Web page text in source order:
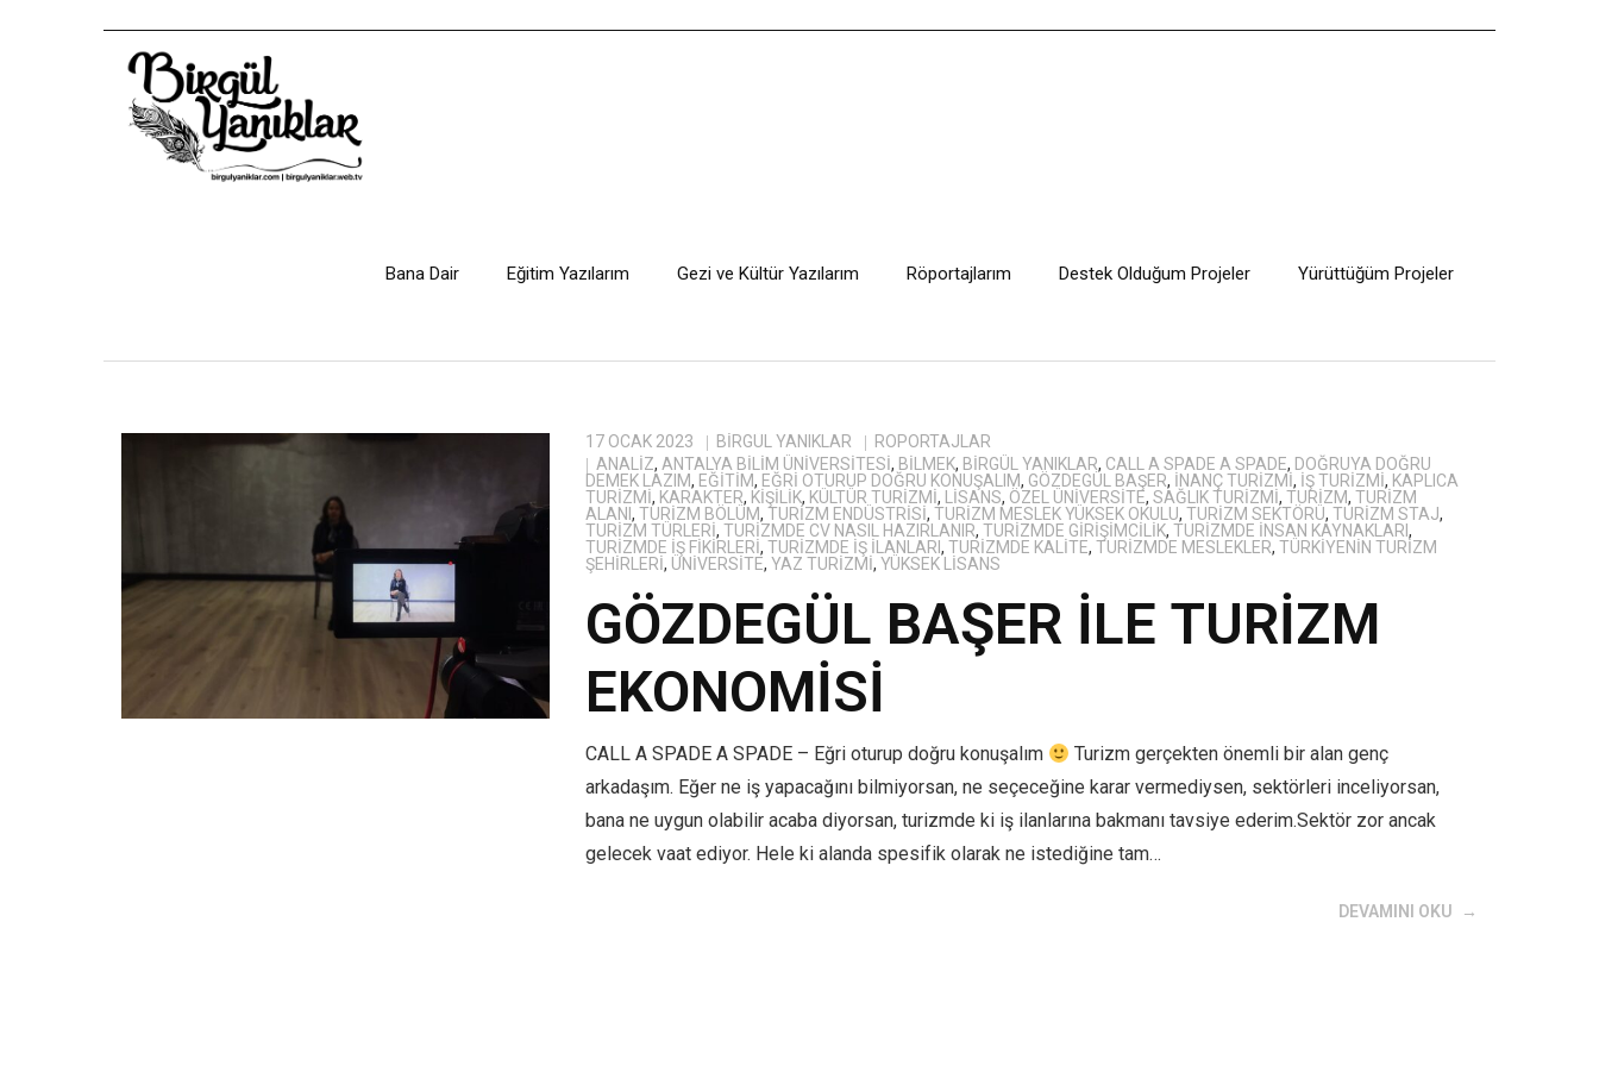
Bana Dair Eğitim Yazılarım Gezi ve Kültür Yazılarım Röportajlarım Destek Olduğum Projeler Yürüttüğüm Projeler
17 OCAK 2023 BIRGÜL YANIKLAR
RÖPORTAJLAR
ANALIZ, ANTALYA BILIM ÜNIVERSITESI, BILMEK, BIRGÜL YANIKLAR, CALL A SPADE A SPADE, DOĞRUYA DOĞRU
DEMEK LAZIM, EĞITIM, EĞRI OTURUP DOĞRU KONUŞALIM, GÖZDEGÜL BAŞER, INANÇ TURIZMI, IŞ TURIZMI, KAPLICA
TURIZMI, KARAKTER, KIŞILIK, KÜLTÜR TURIZMI, LISANS, ÖZEL ÜNIVERSITE, SAĞLIK TURIZMI, TURIZM, TURIZM
ALANI , TURIZM BÖLÜM, TURIZM ENDÜSTRISI, TURIZM MESLEK YÜKSEK OKULU, TURIZM SEKTÖRÜ, TURIZM STAJ,
TURIZM TÜRLERI, TURIZMDE CV NASIL HAZIRLANIR, TURIZMDE GIRIŞIMCILIK, TURIZMDE INSAN KAYNAKLARI ,
TURIZMDE IŞ FIKIRLERI, TURIZMDE IŞ ILANLARI , TURIZMDE KALITE, TURIZMDE MESLEKLER, TÜRKIYENIN TURIZM
ŞEHIRLERI, ÜNIVERSITE, YAZ TURIZMI, YÜKSEK LISANS
GÖZDEGÜL BAŞER İLE TURİZM
EKONOMİSİ
CALL A SPADE A SPADE – Eğri oturup doğru konuşalım
Turizm gerçekten önemli bir alan genç
arkadaşım. Eğer ne iş yapacağını bilmiyorsan, ne seçeceğine karar vermediysen, sektörleri inceliyorsan,
bana ne uygun olabilir acaba diyorsan, turizmde ki iş ilanlarına bakmanı tavsiye ederim.Sektör zor ancak
gelecek vaat ediyor. Hele ki alanda spesifik olarak ne istediğine tam…
DEVAMINI OKU